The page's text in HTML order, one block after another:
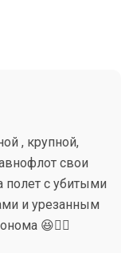
, крупной,
свои
с убитыми
и урезанным
😆🤦‍♂